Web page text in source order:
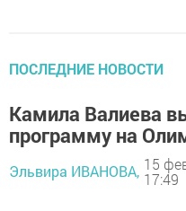
ПОСЛЕДНИЕ НОВОСТИ
Камила Валиева
программу на
Эльвира ИВАНОВА, 15
17:49